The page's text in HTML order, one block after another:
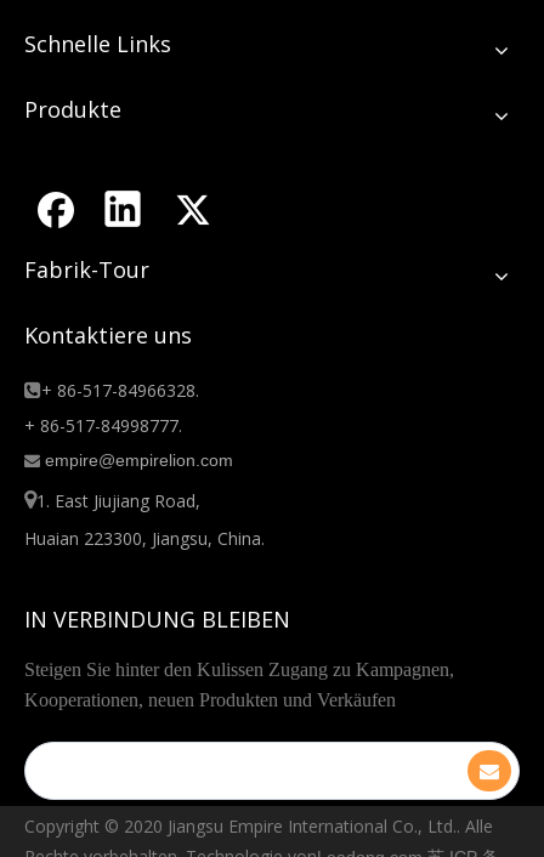
Schnelle Links
Produkte
Fabrik-Tour
Kontaktiere uns
+ 86-517-84966328.
+ 86-517-84998777.
 empire@empirelion.com
1. East Jiujiang Road,
Huaian 223300, Jiangsu, China.
IN VERBINDUNG BLEIBEN
Steigen Sie hinter den Kulissen Zugang zu Kampagnen,
Kooperationen, neuen Produkten und Verkäufen
Copyright © ️2020 Jiangsu Empire International Co., Ltd.. Alle